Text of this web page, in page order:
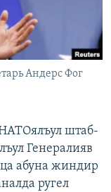
Андерс Фог
штаб-
Генералияв
абуна жиндир
ругел